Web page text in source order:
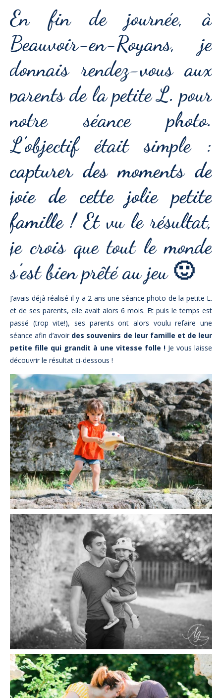
En fin de journée, à
Beauvoir-en-Royans, je
donnais rendez-vous aux
parents de la petite L. pour
notre séance photo.
L’objectif était simple :
capturer des moments de
joie de cette jolie petite
famille !Et vu le résultat,
je crois que tout le monde
s’est bien prêté au jeu 🙂
J’avais déjà réalisé il y a 2 ans une séance photo de la petite L.
et de ses parents, elle avait alors 6 mois. Et puis le temps est
passé (trop vite!), ses parents ont alors voulu refaire une
séance afin d’avoir des souvenirs de leur famille et de leur
petite fille qui grandit à une vitesse folle ! Je vous laisse
découvrir le résultat ci-dessous !